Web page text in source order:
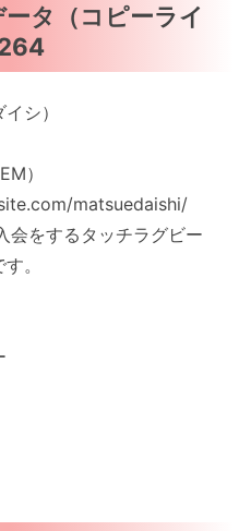
タ（コピーライ
シ）
）
matsuedaishi/
会をするタッチラグビー
。